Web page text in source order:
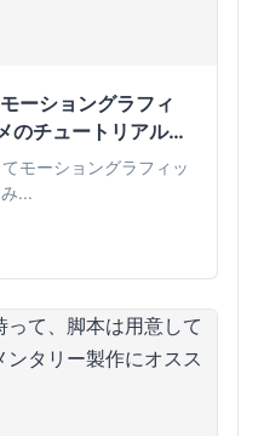
ーショングラフィ
のチュートリアルま
モーショングラフィッ
...